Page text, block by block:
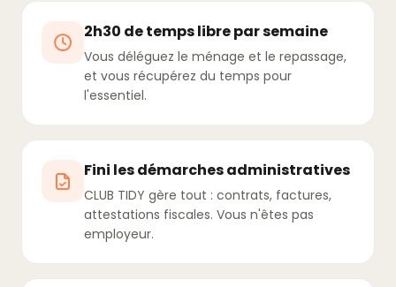
2h30 de temps libre par semaine
Vous déléguez le ménage et le repassage,
et vous récupérez du temps pour
l'essentiel.
Fini les démarches administratives
CLUB TIDY gère tout : contrats, factures,
attestations fiscales. Vous n'êtes pas
employeur.